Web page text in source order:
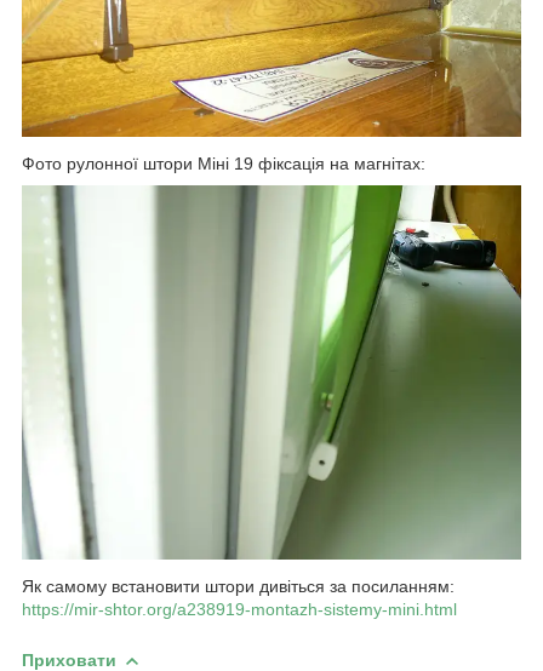
Фото рулонної штори Міні 19 фіксація на магнітах:
Як самому встановити штори дивіться за посиланням:
https://mir-shtor.org/a238919-montazh-sistemy-mini.html
Приховати